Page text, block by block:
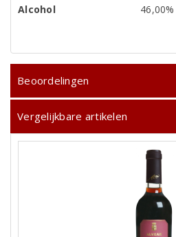
Alcohol
46,00%
Beoordelingen
Vergelijkbare artikelen